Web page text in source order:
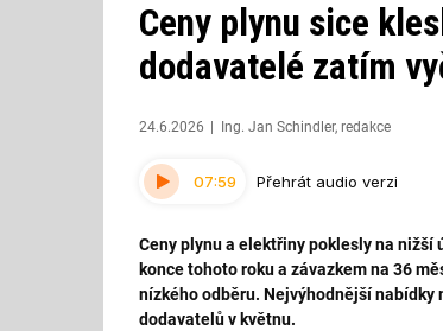
Ceny plynu sice
dodavatelé zatím
24.6.2026 Ing. Jan Schindler, redakce
07:59 Přehrát audio verzi
Ceny plynu a elektřiny poklesly na nižší
konce tohoto roku a závazkem na 36
nízkého odběru. Nejvýhodnější
dodavatelů v květnu.